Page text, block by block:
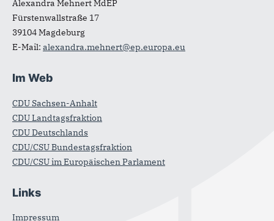
Alexandra Mehnert MdEP
Fürstenwallstraße 17
39104Magdeburg
E-Mail: alexandra.mehnert@ep.europa.eu
Im Web
CDU Sachsen-Anhalt
CDU Landtagsfraktion
CDU Deutschlands
CDU/CSU Bundestagsfraktion
CDU/CSU im Europäischen Parlament
Links
Impressum